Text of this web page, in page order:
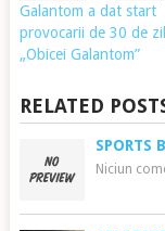
Galantom a dat start
provocarii de 30 de
„Obicei Galantom”
RELATED
SPORTS
Niciun